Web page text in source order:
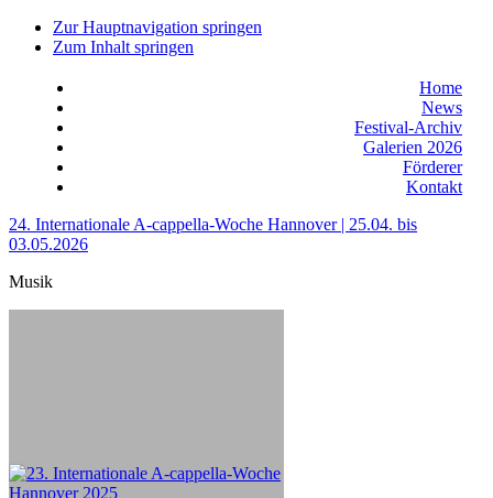
Zur Hauptnavigation springen
Zum Inhalt springen
Home
News
Festival-Archiv
Galerien 2026
Förderer
Kontakt
24. Internationale A-cappella-Woche Hannover | 25.04. bis
03.05.2026
Musik